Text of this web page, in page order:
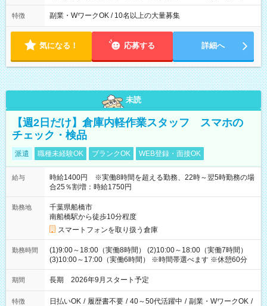
態：本採用時と同じです。 給与：時給 1,780円以上 ※各加算給
無
22時 (実7h/休1h） ★週3～5日※土or日必須 ◎休日：平日メイン
※[B]OJT終了後要相談 ◎下記選択制 （1）曜日固定 週3～・土or
選択可 ▶ご確認 祝日/GW/年末年始等も シフト通りの出勤が必要
です
特徴 副業・WワークOK / 10名以上の大量募集
気になる！ 応募する 詳細へ
未読
【週2日だけ】倉庫内軽作業スタッフ スマホの
チェック・検品
派遣 職種未経験OK ブランクOK WEB登録・面接OK
給与
時給1400円 ※実働8時間を超える勤務、22時～翌5時勤務の場
合25％割増：時給1750円
勤務地
千葉県船橋市
南船橋駅から徒歩10分程度
スマートフォンを取り扱う倉庫
勤務時間
(1)9:00～18:00（実働8時間） (2)10:00～18:00（実働7時間）
(3)10:00～17:00（実働6時間） ※時間帯選べます ※休憩60分
期間 長期 2026年9月スタート予定
特徴 日払いOK / 履歴書不要 / 40～50代活躍中 / 副業・WワークOK /